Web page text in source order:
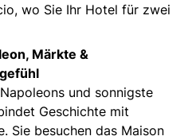
wo Sie Ihr Hotel für zwei
Märkte &
und sonnigste
Geschichte mit
Sie besuchen das Maison